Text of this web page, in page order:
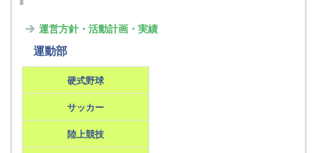
運営方針・活動計画・実績
運動部
硬式野球
サッカー
陸上競技